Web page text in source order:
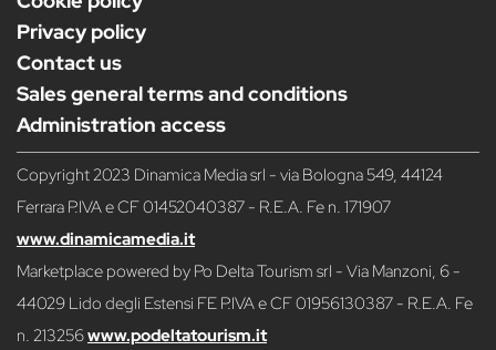
Privacy policy
Contact us
Sales general terms and conditions
Administration access
Copyright 2023 Dinamica Media srl - via Bologna 549, 44124
Ferrara P.IVA e CF 01452040387 - R.E.A. Fe n. 171907
www.dinamicamedia.it
Marketplace powered by Po Delta Tourism srl - Via Manzoni, 6 -
44029 Lido degli Estensi FE P.IVA e CF 01956130387 - R.E.A. Fe
n. 213256www.podeltatourism.it